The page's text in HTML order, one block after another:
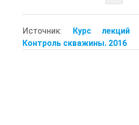
Источник: Курс лекций
Контроль скважины. 2016